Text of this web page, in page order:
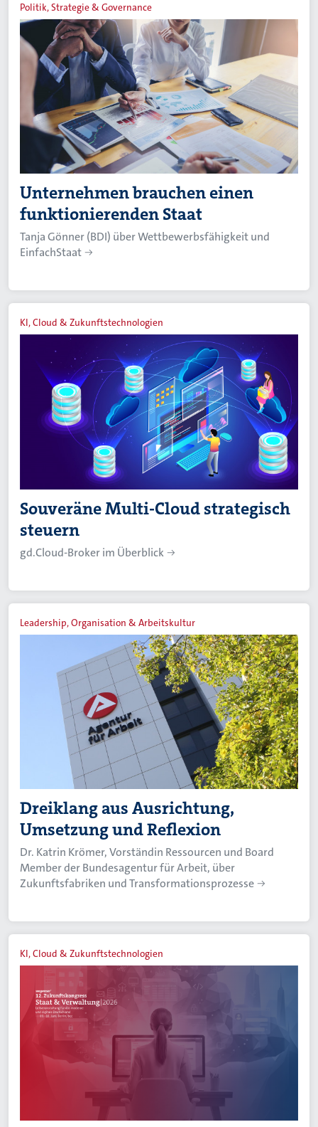
Politik, Strategie & Governance
Unternehmen brauchen einen
funktionierenden Staat
Tanja Gönner (BDI) über Wettbewerbsfähigkeit und
EinfachStaat
KI, Cloud & Zukunftstechnologien
Souveräne Multi-Cloud strategisch
steuern
gd.Cloud-Broker im Überblick
Leadership, Organisation & Arbeitskultur
Dreiklang aus Ausrichtung,
Umsetzung und Reflexion
Dr. Katrin Krömer, Vorständin Ressourcen und Board
Member der Bundesagentur für Arbeit, über
Zukunftsfabriken und Transformationsprozesse
KI, Cloud & Zukunftstechnologien